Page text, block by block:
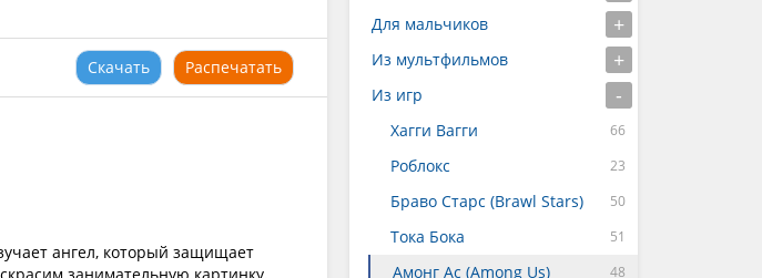
Скачать Распечатать
ангел, который защищает
Для мальчиков
Из мультфильмов
Из игр
Хагги Вагги
Роблокс
Браво Старс (Brawl Stars)
Тока Бока
Амонг Ас (Among Us)